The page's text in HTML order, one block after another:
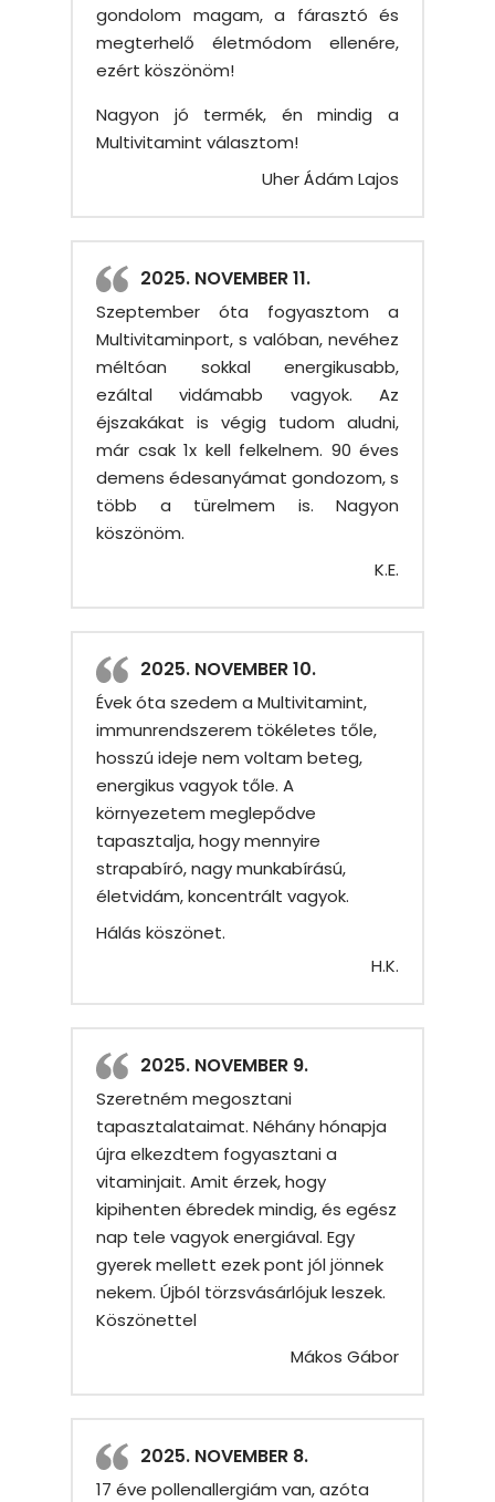
gondolom magam, a fárasztó és
megterhelő életmódom ellenére,
ezért köszönöm!
Nagyon jó termék, én mindig a
Multivitamint választom!
Uher Ádám Lajos
2025. NOVEMBER 11.
Szeptember óta fogyasztom a
Multivitaminport, s valóban, nevéhez
méltóan sokkal energikusabb,
ezáltal vidámabb vagyok. Az
éjszakákat is végig tudom aludni,
már csak 1x kell felkelnem. 90 éves
demens édesanyámat gondozom, s
több a türelmem is. Nagyon
köszönöm.
K.E.
2025. NOVEMBER 10.
Évek óta szedem a Multivitamint,
immunrendszerem tökéletes tőle,
hosszú ideje nem voltam beteg,
energikus vagyok tőle. A
környezetem meglepődve
tapasztalja, hogy mennyire
strapabíró, nagy munkabírású,
életvidám, koncentrált vagyok.
Hálás köszönet.
H.K.
2025. NOVEMBER 9.
Szeretném megosztani
tapasztalataimat. Néhány hónapja
újra elkezdtem fogyasztani a
vitaminjait. Amit érzek, hogy
kipihenten ébredek mindig, és egész
nap tele vagyok energiával. Egy
gyerek mellett ezek pont jól jönnek
nekem. Újból törzsvásárlójuk leszek.
Köszönettel
Mákos Gábor
2025. NOVEMBER 8.
17 éve pollenallergiám van, azóta